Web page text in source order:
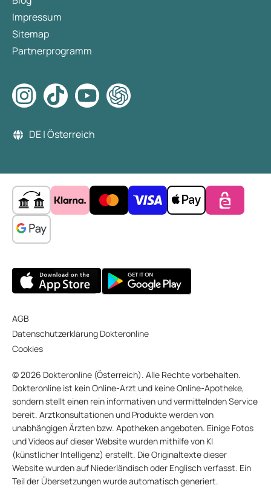
Impressum
Sitemap
Partnerprogramm
DE | Österreich
AGB
Datenschutzerklärung Dokteronline
Cookies
© 2026 Dokteronline (Österreich). Alle Rechte vorbehalten.
Dokteronline ist kein Online-Arzt und keine Online-Apotheke,
sondern stellt einen rein informativen und vermittelnden Service
bereit. Arztkonsultationen und Produkte werden von
unabhängigen Ärzten bzw. Apotheken angeboten. Einige Fotos
und Videos auf dieser Website wurden mithilfe von KI
(künstlicher Intelligenz) erstellt. Die Originaltexte dieser
Website wurden auf Niederländisch oder Englisch verfasst. Ein
Teil der Übersetzungen wurde automatisch generiert.